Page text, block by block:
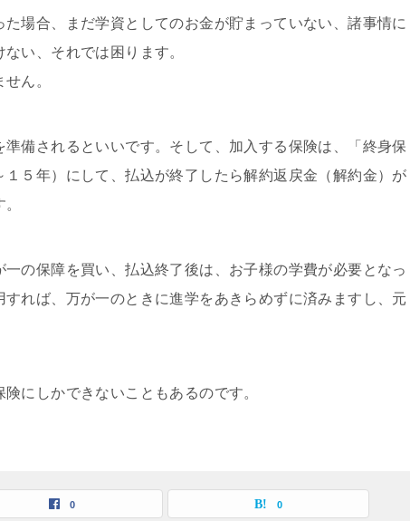
場合、まだ学資としてのお金が貯まっていない、諸事情に
い、それでは困ります。
ん。
備されるといいです。そして、加入する保険は、「終身保
５年）にして、払込が終了したら解約返戻金（解約金）が
の保障を買い、払込終了後は、お子様の学費が必要となっ
れば、万が一のときに進学をあきらめずに済みますし、元
にしかできないこともあるのです。
0 0